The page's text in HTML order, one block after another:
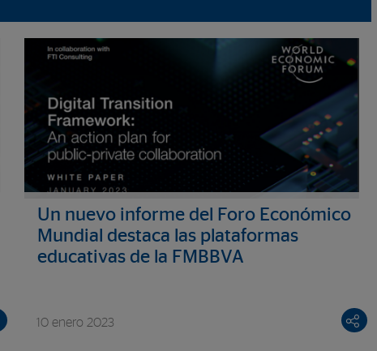
Un nuevo informe del Foro Económico
Mundial destaca las plataformas
educativas de la FMBBVA
10 enero 2023